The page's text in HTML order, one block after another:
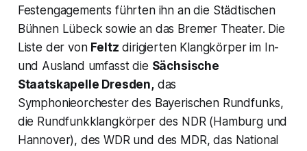
Festengagements führten ihn an die Städtischen
Bühnen Lübeck sowie an das Bremer Theater. Die
Liste der von Feltz dirigierten Klangkörper im In-
und Ausland umfasst die Sächsische
Staatskapelle Dresden,das
Symphonieorchester des Bayerischen Rundfunks,
die Rundfunkklangkörper des NDR (Hamburg und
Hannover), des WDR und des MDR, das National